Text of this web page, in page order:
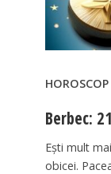
Berbec:
Ești mult
obicei.